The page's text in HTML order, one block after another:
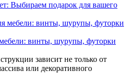
Выбираем подарок для вашего
винты, шурупы, футорки
зависит не только от
или декоративного